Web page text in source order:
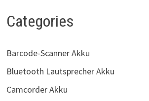
Categories
Barcode-Scanner Akku
Bluetooth Lautsprecher Akku
Camcorder Akku